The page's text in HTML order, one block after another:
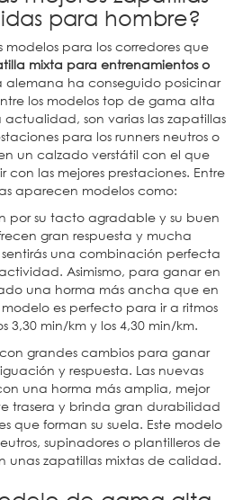
para hombre?
para los corredores que
mixta para entrenamientos o
alemana ha conseguido posicinar
los modelos top de gama alta
son varias las zapatillas
para los runners neutros o
un calzado verstátil con el que
las mejores prestaciones. Entre
aparecen modelos como:
por su tacto agradable y su buen
gran respuesta y mucha
una combinación perfecta
Asimismo, para ganar en
una horma más ancha que en
modelo es perfecto para ir a ritmos
3,30 min/km y los 4,30 min/km.
grandes cambios para ganar
y respuesta. Las nuevas
una horma más amplia, mejor
trasera y brinda gran durabilidad
que forman su suela. Este modelo
supinadores o plantilleros de
unas zapatillas mixtas de calidad.